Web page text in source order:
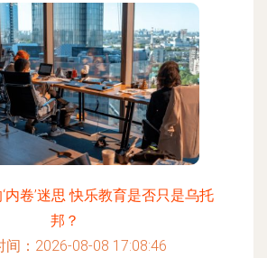
内卷’迷思 快乐教育是否只是乌托
邦？
间：2026-08-08 17:08:46